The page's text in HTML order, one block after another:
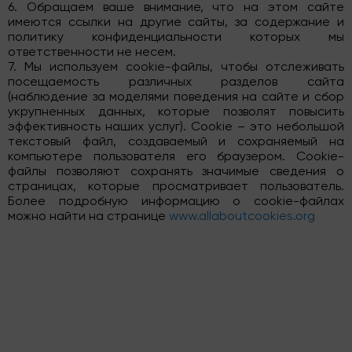
6. Обращаем ваше внимание, что на этом сайте
имеются ссылки на другие сайты, за содержание и
политику конфиденциальности которых мы
ответственности не несем.
7. Мы используем cookie-файлы, чтобы отслеживать
посещаемость различных разделов сайта
(наблюдение за моделями поведения на сайте и сбор
укрупненных данных, которые позволят повысить
эффективность наших услуг). Cookie – это небольшой
текстовый файл, создаваемый и сохраняемый на
компьютере пользователя его браузером. Cookie-
файлы позволяют сохранять значимые сведения о
страницах, которые просматривает пользователь.
Более подробную информацию о cookie-файлах
можно найти на странице www.allaboutcookies.org